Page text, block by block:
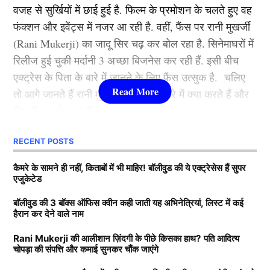
कभी रूकी ही नहीं. गंगुबाई, आर आर आर, राजी, ब्रह्मास्त्र जैसी
फिल्मों से आलिया भट्ट बॉलीवुड की क्वीन बन बैठी. माना जाता है
कि जिस भी फिल्म से आलिया भट्टा का नाम जुड़ता है उसका हिट
होना तय है.
3.श्रद्धा कपूर ( Shraddha Kapoor )
लिस्ट में तीसरे नंबर पर शक्ति कपूर की बेटी श्रद्धा कपूर मौजूद है.
उन्होंने कई हिट फिल्में की है. खूबसूरती के साथ फैंस श्रद्धा को
उनकी एक्टिंग की वजह से भी काफी पसंद करते हैं. उनकी
मासूमियत और सादगी सभी को पसंद आती है. वहीं, श्रद्धा ने अपने
करियर की शुरूआत 2010 में ‘तीन पत्ती’ (Teen Patti) फ़िल्म से
की थी. हालांकि, उनकी यह फिल्म बॉक्स ऑफिस पर कुछ खास
कमाई नहीं कर पाई. वहीं, साल 2013 में आई रोमांटिक फिल्म
‘आशिकी 2’ . जिसकी बदौलत श्रद्धा एक रात में बॉलीवुड
वजह से सुर्खियों में छाई हुई है. फिल्म के प्रमोशन के चलते हुए वह
फंक्शन और इवेंट्स में नजर आ रही है. वहीं, फैंस पर रानी मुखर्जी
(Rani Mukerji) का जादू सिर चढ़ कर बोल रहा है. सिनेमाघरों में
रिलीज हुई चुकी मर्दानी 3 अच्छा बिजनेस कर रही हैं. इसी बीच
एक्ट्रेस के पिता के बारे में जानने के लिए फैंस उत्सुक है. चलिए
तो आगे जानते हैं रानी मुखर्जी के पिता के बारे में क्या करते हैं और
Rani Mukerji के पति के पास कितनी
संपत्ति?
बता दें कि रानी मुखर्जी (Rani Mukerji) के पति का नाम आदित्य
चोपड़ा है. वह करोड़ों की संपत्ति के मालिक हैं. मीडिया रिपोर्ट्स का
दावा है कि आदित्य के पास 7200-7500 करोड़ की संपत्ति है. रानी
के मुखर्जी मशहूर फिल्म प्रोड्यूसर है. जिसकी बदौलत वह हर
RECENT POSTS
कैमरे के सामने ही नहीं, किताबों में भी माहिर! बॉलीवुड की ये एक्ट्रेसेस हैं सुपर
एजुकेटेड
बॉलीवुड की 3 बॉक्स ऑफिस क्वीन कही जाती यह अभिनेत्रियां, लिस्ट में कई
हैरान कर देने वाले नाम
Rani Mukerji की आलीशान ज़िंदगी के पीछे किसका हाथ? पति आदित्य
चोपड़ा की संपत्ति और कमाई सुनकर चौंक जाएंगे